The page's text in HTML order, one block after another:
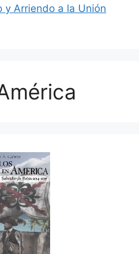
y Arriendo a la Unión